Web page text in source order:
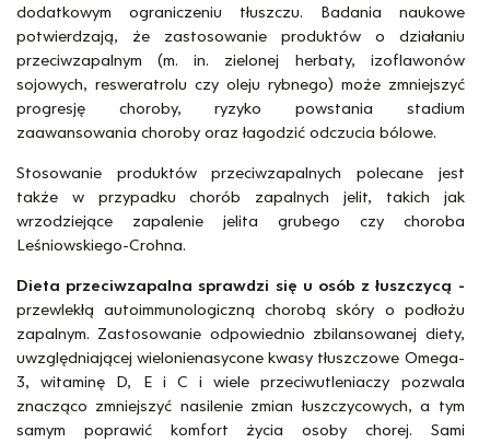
dodatkowym ograniczeniu tłuszczu. Badania naukowe
potwierdzają, że zastosowanie produktów o działaniu
przeciwzapalnym (m. in. zielonej herbaty, izoflawonów
sojowych, resweratrolu czy oleju rybnego) może zmniejszyć
progresję choroby, ryzyko powstania stadium
zaawansowania choroby oraz łagodzić odczucia bólowe.
Stosowanie produktów przeciwzapalnych polecane jest
także w przypadku chorób zapalnych jelit, takich jak
wrzodziejące zapalenie jelita grubego czy choroba
Leśniowskiego-Crohna.
Dieta przeciwzapalna sprawdzi się u osób z łuszczycą -
przewlekłą autoimmunologiczną chorobą skóry o podłożu
zapalnym. Zastosowanie odpowiednio zbilansowanej diety,
uwzględniającej wielonienasycone kwasy tłuszczowe Omega-
3, witaminę D, E i C i wiele przeciwutleniaczy pozwala
znacząco zmniejszyć nasilenie zmian łuszczycowych, a tym
samym poprawić komfort życia osoby chorej. Sami